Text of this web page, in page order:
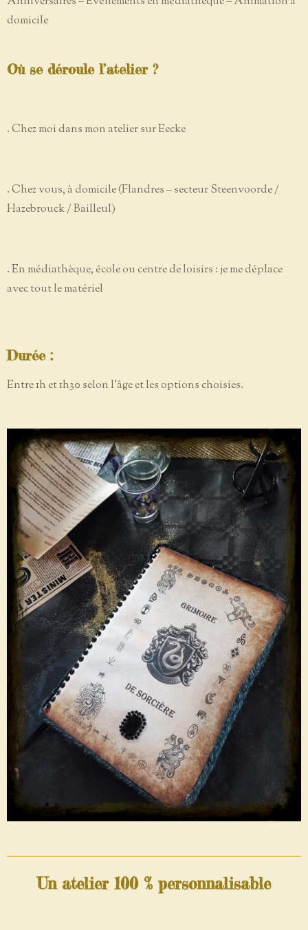
domicile
Où se déroule l’atelier ?
. Chez moi dans mon atelier sur Eecke
. Chez vous, à domicile (Flandres – secteur Steenvoorde /
Hazebrouck / Bailleul)
. En médiathèque, école ou centre de loisirs : je me déplace
avec tout le matériel
Durée :
Entre 1h et 1h30 selon l’âge et les options choisies.
Un atelier 100 % personnalisable